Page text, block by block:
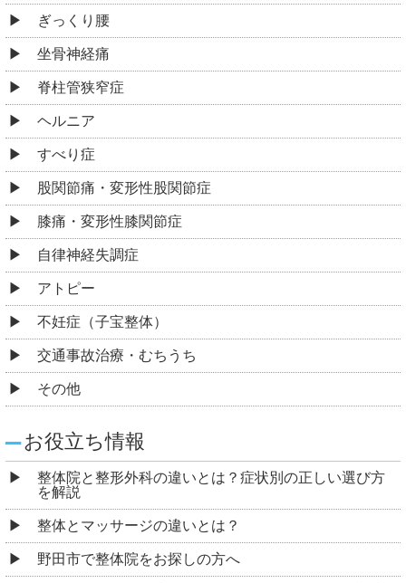
ぎっくり腰
坐骨神経痛
脊柱管狭窄症
ヘルニア
すべり症
股関節痛・変形性股関節症
膝痛・変形性膝関節症
自律神経失調症
アトピー
不妊症（子宝整体）
交通事故治療・むちうち
その他
お役立ち情報
整体院と整形外科の違いとは？症状別の正しい選び方
を解説
整体とマッサージの違いとは？
野田市で整体院をお探しの方へ